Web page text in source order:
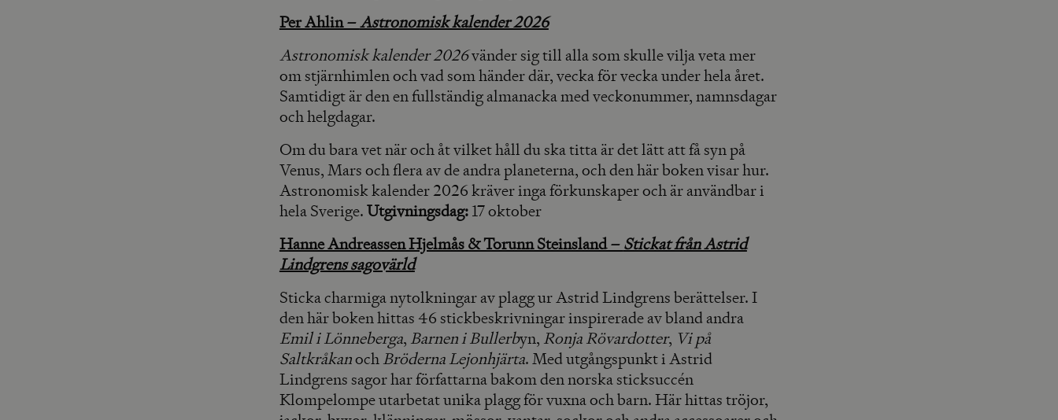
Per Ahlin –Astronomisk kalender 2026
Astronomisk kalender 2026vänder sig till alla som skulle vilja veta mer
om stjärnhimlen och vad som händer där, vecka för vecka under hela året.
Samtidigt är den en fullständig almanacka med veckonummer, namnsdagar
och helgdagar.
Om du bara vet när och åt vilket håll du ska titta är det lätt att få syn på
Venus, Mars och flera av de andra planeterna, och den här boken visar hur.
Astronomisk kalender 2026 kräver inga förkunskaper och är användbar i
hela Sverige. Utgivningsdag:17 oktober
Hanne Andreassen Hjelmås & Torunn Steinsland – Stickat från Astrid
Lindgrens sagovärld
Sticka charmiga nytolkningar av plagg ur Astrid Lindgrens berättelser. I
den här boken hittas 46 stickbeskrivningar inspirerade av bland andra
Emil i Lönneberga, Barnen i Bullerbyn, Ronja Rövardotter, Vi på
Saltkråkanoch Bröderna Lejonhjärta. Med utgångspunkt i Astrid
Lindgrens sagor har författarna bakom den norska sticksuccén
Klompelompe utarbetat unika plagg för vuxna och barn. Här hittas tröjor,